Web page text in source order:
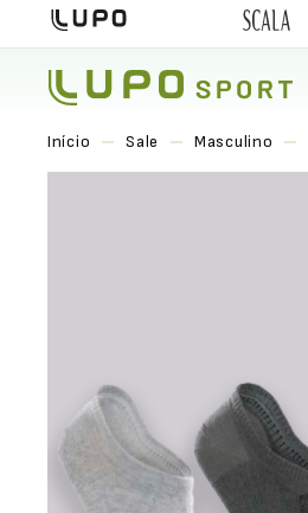
Sale Masculino